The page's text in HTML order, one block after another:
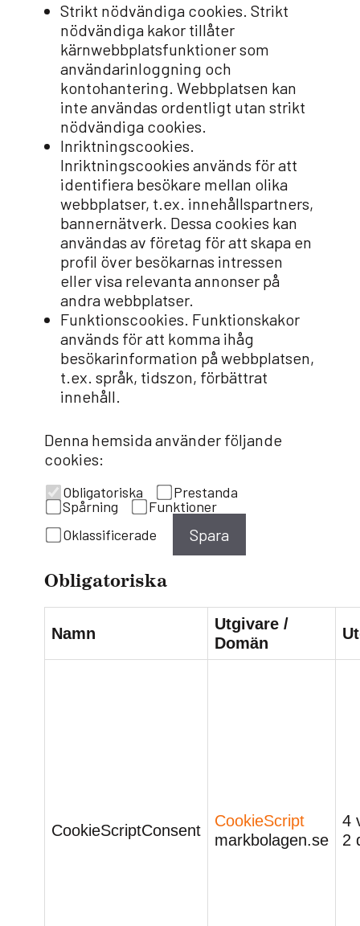
Strikt nödvändiga cookies. Strikt
nödvändiga kakor tillåter
kärnwebbplatsfunktioner som
användarinloggning och
kontohantering. Webbplatsen kan
inte användas ordentligt utan strikt
nödvändiga cookies.
Inriktningscookies.
Inriktningscookies används för att
identifiera besökare mellan olika
webbplatser, t.ex. innehållspartners,
bannernätverk. Dessa cookies kan
användas av företag för att skapa en
profil över besökarnas intressen
eller visa relevanta annonser på
andra webbplatser.
Funktionscookies. Funktionskakor
används för att komma ihåg
besökarinformation på webbplatsen,
t.ex. språk, tidszon, förbättrat
innehåll.
Denna hemsida använder följande
cookies:
Obligatoriska
Prestanda
Spårning
Funktioner
Oklassificerade
Spara
Obligatoriska
Namn
Utgivare /
Domän
CookieScriptConsent
CookieScript
markbolagen.se
4
2